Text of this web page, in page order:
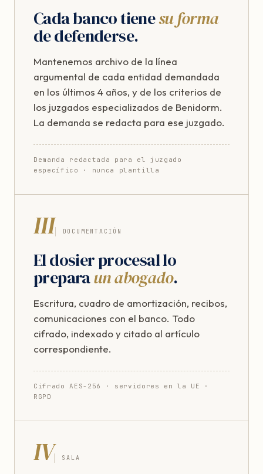
Cada banco tienesu forma
de defenderse.
Mantenemos archivo de la línea
argumental de cada entidad demandada
en los últimos 4 años, y de los criterios de
los juzgados especializados de Benidorm.
La demanda se redacta para ese juzgado.
Demanda redactada para el juzgado
específico · nunca plantilla
III DOCUMENTACIÓN
El dosier procesal lo
preparaun abogado.
Escritura, cuadro de amortización, recibos,
comunicaciones con el banco. Todo
cifrado, indexado y citado al artículo
correspondiente.
Cifrado AES-256 · servidores en la UE ·
RGPD
IV SALA